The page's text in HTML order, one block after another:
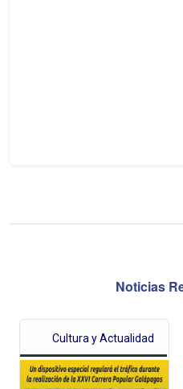
Noticias
Cultura y Actualidad